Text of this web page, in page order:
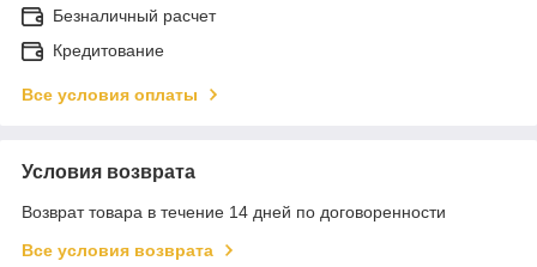
Безналичный расчет
Кредитование
Все условия оплаты
Условия возврата
Возврат товара в течение 14 дней по договоренности
Все условия возврата